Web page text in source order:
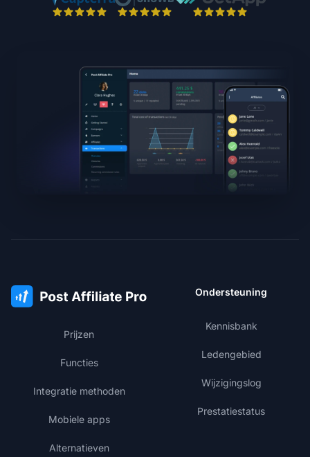
Prijzen
Functies
Integratie methoden
Mobiele apps
Alternatieven
Ondersteuning
Kennisbank
Ledengebied
Wijzigingslog
Prestatiestatus